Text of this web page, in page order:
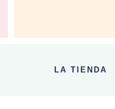
LA TIENDA